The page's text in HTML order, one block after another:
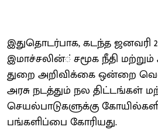
இதுதொடர்பாக, கடந்த ஜனவரி
இமாச்சலின்் சமூக நீதி மற்றும்
துறை அறிவிக்கை ஒன்றை
அரசு நடத்தும் நல திட்டங்கள்
செயல்பாடுகளுக்கு
பங்களிப்பை கோரியது.